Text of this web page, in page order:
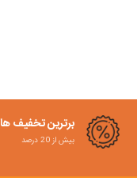
برترین تخفیف ها
بیش از 20 درصد